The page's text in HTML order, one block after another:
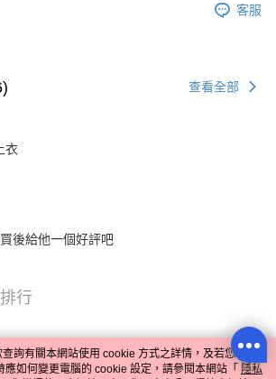
客服
查看全部
衣
後給他一個好評吧
行
詢有關本網站使用 cookie 方式之詳情，及若您不希
應如何變更電腦的 cookie 設定，請參閱本網站「 隱私